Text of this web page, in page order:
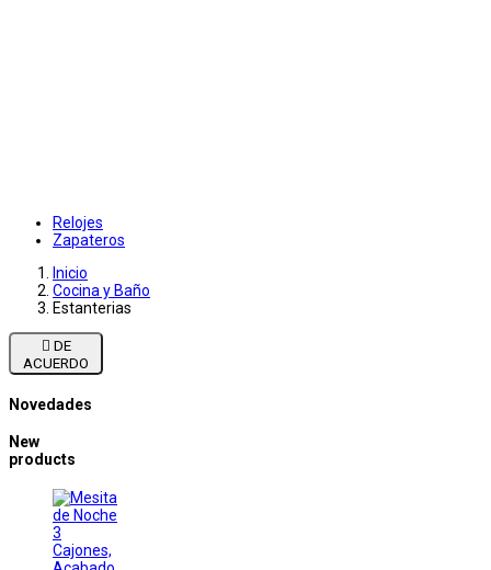
Relojes
Zapateros
Inicio
Cocina y Baño
Estanterias

ACUERDO
Novedades
New
products